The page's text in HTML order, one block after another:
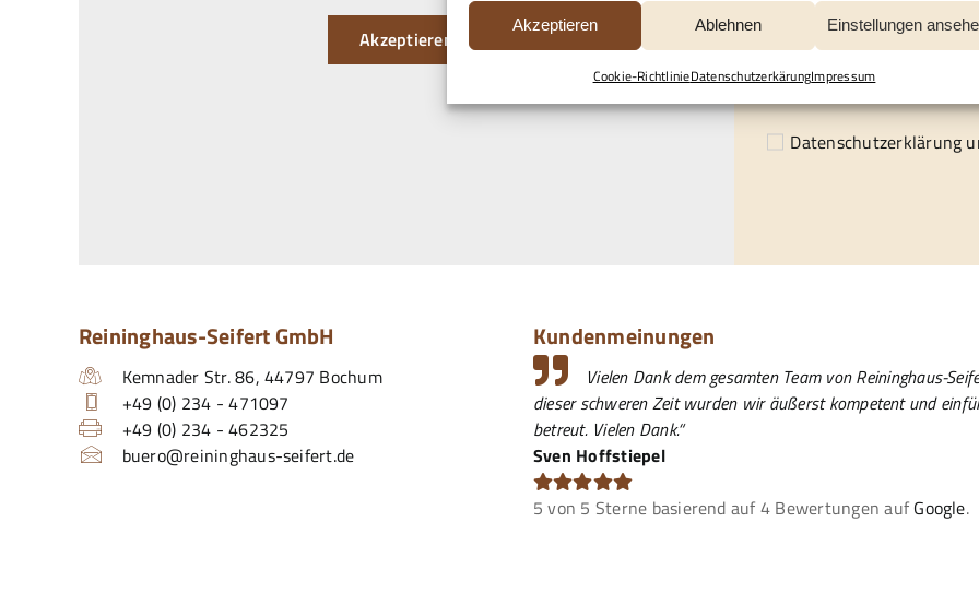
Akzeptieren Ablehnen Einstellungen
Cookie-RichtlinieDatenschutzerkärungImpressum
Akzeptieren
Ich / wir benötigen
Bestattungen
Restaurationen
Datenschutzerklärung
Reininghaus-Seifert GmbH
Kemnader Str. 86,44797 Bochum
+49 (0) 234 - 471097
+49 (0) 234 - 462325
buero@reininghaus-seifert.de
Kundenmeinungen
Vielen Dank dem gesamten Team von Reininghaus-
dieser schweren Zeit wurden wir äußerst kompetent und
betreut. Vielen Dank.“
Sven Hoffstiepel
5 von 5 Sterne basierend auf 4 Bewertungen auf Google.